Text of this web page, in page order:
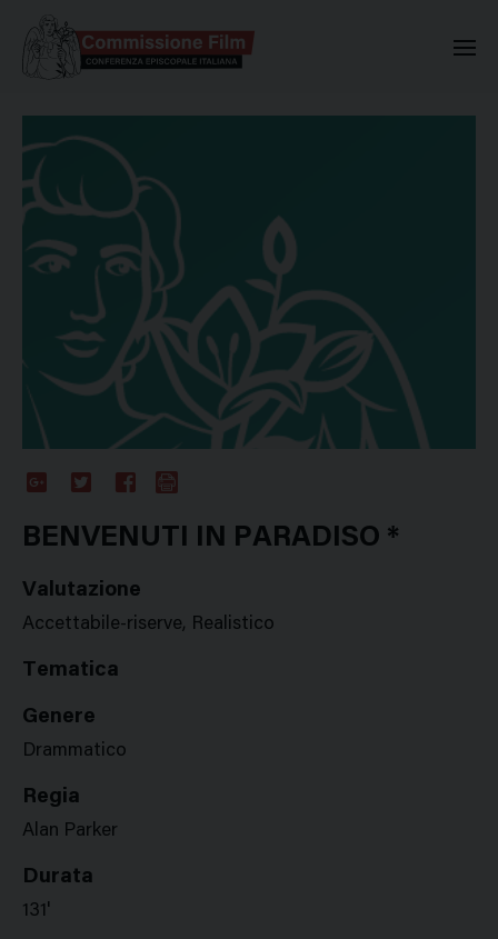
Plus
BENVENUTI IN PARADISO *
Valutazione
Accettabile-riserve, Realistico
Tematica
Genere
Drammatico
Regia
Alan Parker
Durata
131'